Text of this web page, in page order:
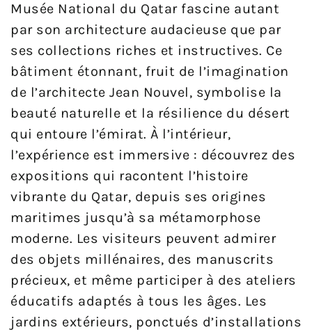
Musée National du Qatar fascine autant
par son architecture audacieuse que par
ses collections riches et instructives. Ce
bâtiment étonnant, fruit de l’imagination
de l’architecte Jean Nouvel, symbolise la
beauté naturelle et la résilience du désert
qui entoure l’émirat. À l’intérieur,
l’expérience est immersive : découvrez des
expositions qui racontent l’histoire
vibrante du Qatar, depuis ses origines
maritimes jusqu’à sa métamorphose
moderne. Les visiteurs peuvent admirer
des objets millénaires, des manuscrits
précieux, et même participer à des ateliers
éducatifs adaptés à tous les âges. Les
jardins extérieurs, ponctués d’installations